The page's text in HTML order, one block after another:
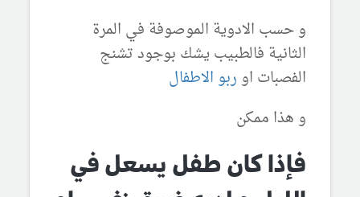
و حسب الادوية الموصوفة في المرة
الثانية فالطبيب يشك بوجود تشنج
الفصبات او ربو الاطفال
و هذا ممكن
فإذا كان طفل يسعل في